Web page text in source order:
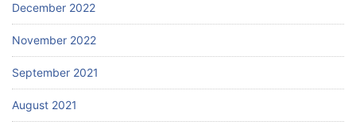
December 2022
November 2022
September 2021
August 2021